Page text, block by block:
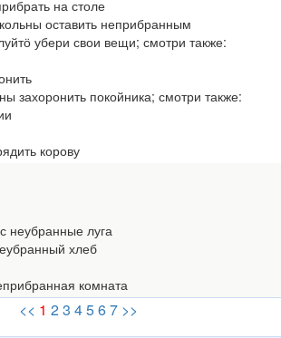
на столе
оставить неприбранным
убери свои вещи; смотри также:
захоронить покойника; смотри также:
корову
неубранные луга
хлеб
комната
<< 1 23 4567 >>